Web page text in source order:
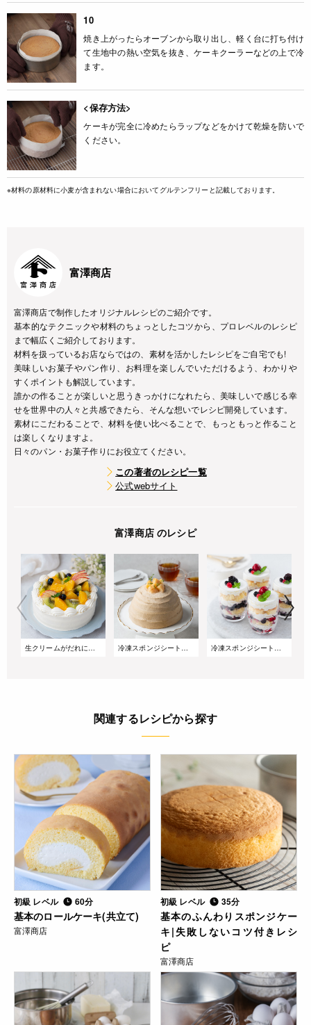
10
焼き上がったらオーブンから取り出し、軽く台に打ち付け
て生地中の熱い空気を抜き、ケーキクーラーなどの上で冷
ます。
<保存方法>
ケーキが完全に冷めたらラップなどをかけて乾燥を防いで
ください。
※材料の原材料に小麦が含まれない場合においてグルテンフリーと記載しております。
富澤商店
富澤商店で制作したオリジナルレシピのご紹介です。
基本的なテクニックや材料のちょっとしたコツから、プロレベルのレシピ
まで幅広くご紹介しております。
材料を扱っているお店ならではの、素材を活かしたレシピをご自宅でも!
美味しいお菓子やパン作り、お料理を楽しんでいただけるよう、わかりや
すくポイントも解説しています。
誰かの作ることが楽しいと思うきっかけになれたら、美味しいで感じる幸
せを世界中の人々と共感できたら、そんな想いでレシピ開発しています。
素材にこだわることで、材料を使い比べることで、もっともっと作ること
は楽しくなりますよ。
日々のパン・お菓子作りにお役立てください。
この著者のレシピ一覧
公式webサイト
富澤商店 のレシピ
生クリームがだれにくい!サマーショートケーキ 冷凍スポンジシートで簡単!桃とアールグレイのズコットケーキ 冷凍スポンジシートで簡単!重ねるだけのベリーグラスケーキ
関連するレシピから探す
初級 レベル 60分
基本のロールケーキ(共立て)
富澤商店
初級 レベル 35分
基本のふんわりスポンジケー
キ|失敗しないコツ付きレシ
ピ
富澤商店